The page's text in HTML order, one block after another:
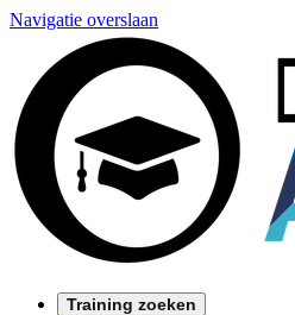
Navigatie overslaan
Training zoeken